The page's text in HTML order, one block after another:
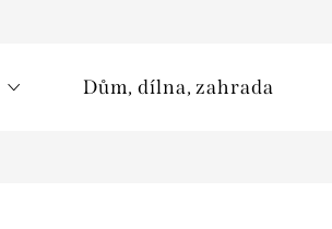
Dům, dílna, zahrada